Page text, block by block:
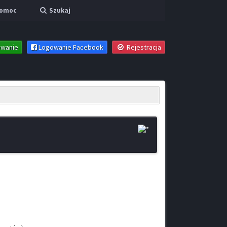
Szukaj
Logowanie Facebook Rejestracja